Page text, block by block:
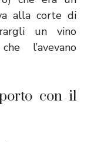
alla corte di
un vino
l’avevano
con il